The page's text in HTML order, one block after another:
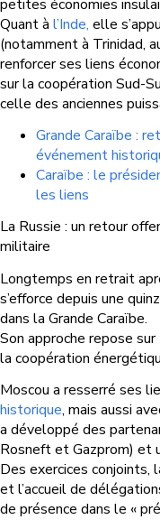
petites économies
Quant à l’Inde, elle
(notamment à Trinidad,
renforcer ses liens
sur la coopération Sud-
celle des anciennes
Grande Caraïbe :
événement
Caraïbe : le
les liens
La Russie : un retour
militaire
Longtemps en retrait
s’efforce depuis une
dans la Grande Caraïbe.
Son approche repose
la coopération
Moscou a resserré ses
historique, mais aussi
a développé des
Rosneft et Gazprom) et
Des exercices conjoints,
et l’accueil de
de présence dans le «